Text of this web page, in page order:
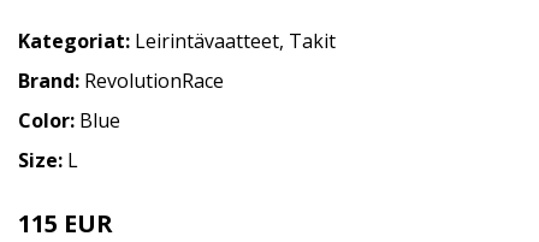
Kategoriat: Leirintävaatteet, Takit
Brand: RevolutionRace
Color: Blue
Size: L
115 EUR